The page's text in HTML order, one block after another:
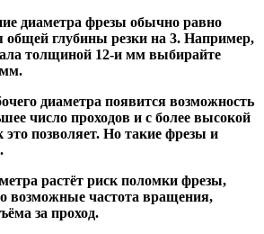
диаметра фрезы обычно равно
общей глубины резки на 3. Например,
толщиной 12-и мм выбирайте
диаметра появится возможность
число проходов и с более высокой
это позволяет. Но такие фрезы и
растёт риск поломки фрезы,
возможные частота вращения,
за проход.